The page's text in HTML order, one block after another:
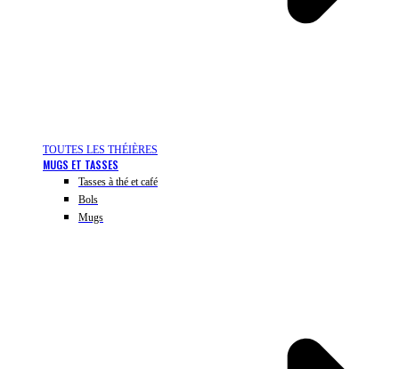
TOUTES LES THÉIÈRES
MUGS ET TASSES
Tasses à thé et café
Bols
Mugs